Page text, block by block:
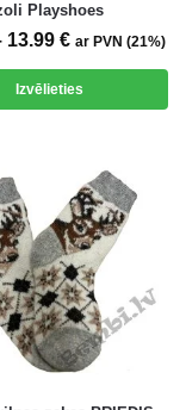
Playshoes
13.99 € ar PVN (21%)
Izvēlieties